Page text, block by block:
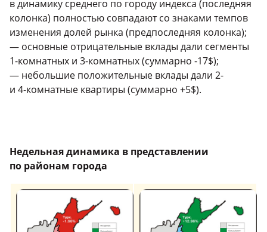
в динамику среднего по городу индекса (последняя
колонка) полностью совпадают со знаками темпов
изменения долей рынка (предпоследняя колонка);
— основные отрицательные вклады дали сегменты
1-комнатных и 3-комнатных(суммарно -17$);
— небольшие положительные вклады дали 2-
и 4-комнатные квартиры (суммарно +5$).
Недельная динамика в представлении
по районам города